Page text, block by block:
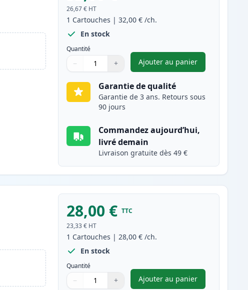
26,67 € HT
1 Cartouches |32,00 € /ch.
En stock
Quantité
Quantité
Utilisez les boutons pour ajuster
− +
Quantité
Ajouter au panier
,Canon CL-511
Garantie de qualité
Garantie de 3 ans. Retours sous
90 jours
Commandez aujourd’hui,
livré demain
Livraison gratuite dès 49 €
28,00 € TTC
23,33 € HT
1 Cartouches |28,00 € /ch.
En stock
Quantité
Quantité
Utilisez les boutons pour ajuster
− +
Quantité
Ajouter au panier
,Canon PG-512